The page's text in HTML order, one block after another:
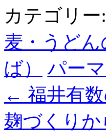
カテゴリー:
麦・うどん
ば）
パー
← 福井有
麹づくり